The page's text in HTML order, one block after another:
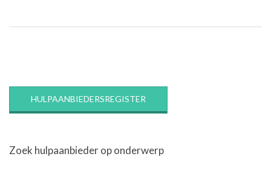
HULPAANBIEDERSREGISTER
Zoek hulpaanbieder op onderwerp